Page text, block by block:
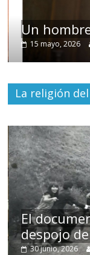
Un
15 mayo, 2026
La religión
El
despojo
30 junio, 2026